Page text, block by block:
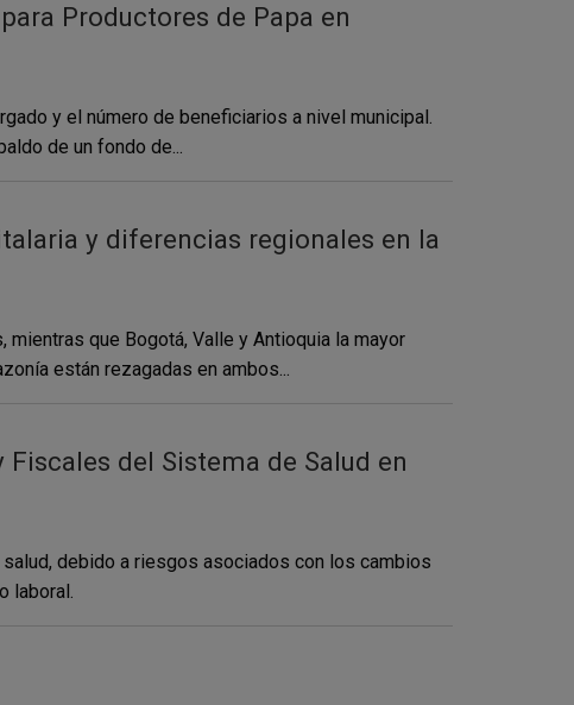
Productores de Papa en
y el número de beneficiarios a nivel municipal.
de un fondo de...
y diferencias regionales en la
que Bogotá, Valle y Antioquia la mayor
están rezagadas en ambos...
del Sistema de Salud en
debido a riesgos asociados con los cambios
laboral.